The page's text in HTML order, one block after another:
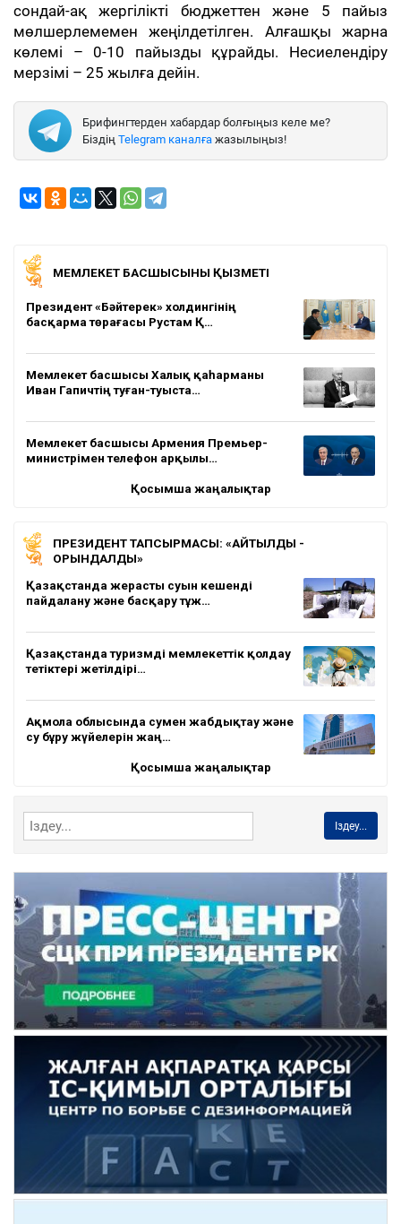
сондай-ақ жергілікті бюджеттен және 5 пайыз
мөлшерлемемен жеңілдетілген. Алғашқы жарна
көлемі – 0-10 пайызды құрайды. Несиелендіру
мерзімі – 25 жылға дейін.
Брифингтерден хабардар болғыңыз келе ме?
Біздің Telegram каналға жазылыңыз!
МЕМЛЕКЕТ БАСШЫСЫНЫҢ ҚЫЗМЕТІ
Президент «Бәйтерек» холдингінің
басқарма төрағасы Рустам Қ…
Мемлекет басшысы Халық қаһарманы
Иван Гапичтің туған-туыста…
Мемлекет басшысы Армения Премьер-
министрімен телефон арқылы…
Қосымша жаңалықтар
ПРЕЗИДЕНТ ТАПСЫРМАСЫ: «АЙТЫЛДЫ -
ОРЫНДАЛДЫ»
Қазақстанда жерасты суын кешенді
пайдалану және басқару тұж…
Қазақстанда туризмді мемлекеттік қолдау
тетіктері жетілдірі…
Ақмола облысында сумен жабдықтау және
су бұру жүйелерін жаң…
Қосымша жаңалықтар
Іздеу...